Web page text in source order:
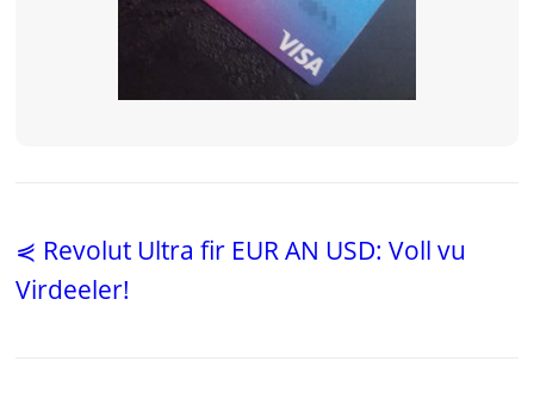
⋞ Revolut Ultra fir EUR AN USD: Voll vu
Virdeeler!